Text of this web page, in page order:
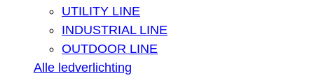
UTILITY LINE
INDUSTRIAL LINE
OUTDOOR LINE
Alle ledverlichting